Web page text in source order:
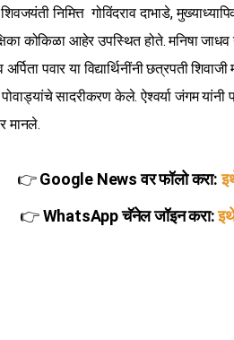
निमित्त गोविंदराव दाभाडे,
कोकिळा आहेर उपस्थित होते. मनिषा जाधव
पवार या विद्यार्थिनींनी छत्रपती शिवाजी
पोवाड्यांचे सादरीकरण केले. ऐश्वर्या जंगम
मानले.
👉Google News वर फॉलो करा:
👉WhatsApp चॅनेल जॉइन करा: